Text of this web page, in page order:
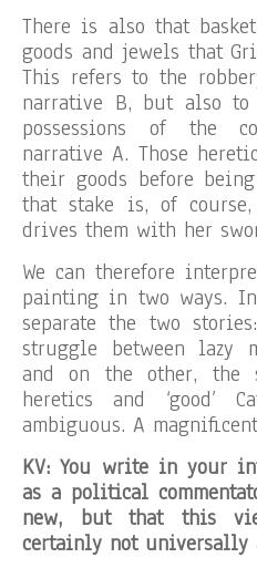
There is also that
goods and jewels that
This refers to the
narrative B, but also
possessions of the
narrative A. Those
their goods before
that stake is, of
drives them with her
We can therefore
painting in two ways.
separate the two
struggle between lazy
and on the other, the
heretics and ‘good’
ambiguous. A
KV: You write in your
as a political
new, but that this
certainly not universally